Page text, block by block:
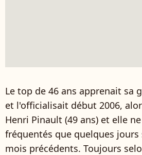
Le top de 46 ans apprenait sa
et l'officialisait début 2006,
Henri Pinault (49 ans) et elle
fréquentés que quelques
mois précédents. Toujours